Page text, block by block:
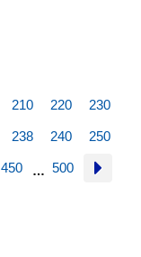
210 220 230
238 240 250
450 … 500